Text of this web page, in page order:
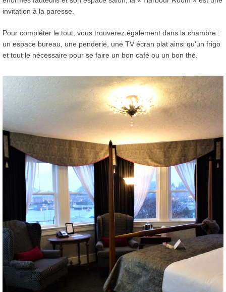
invitation à la paresse.
Pour compléter le tout, vous trouverez également dans la chambre :
un espace bureau, une penderie, une TV écran plat ainsi qu’un frigo
et tout le nécessaire pour se faire un bon café ou un bon thé.